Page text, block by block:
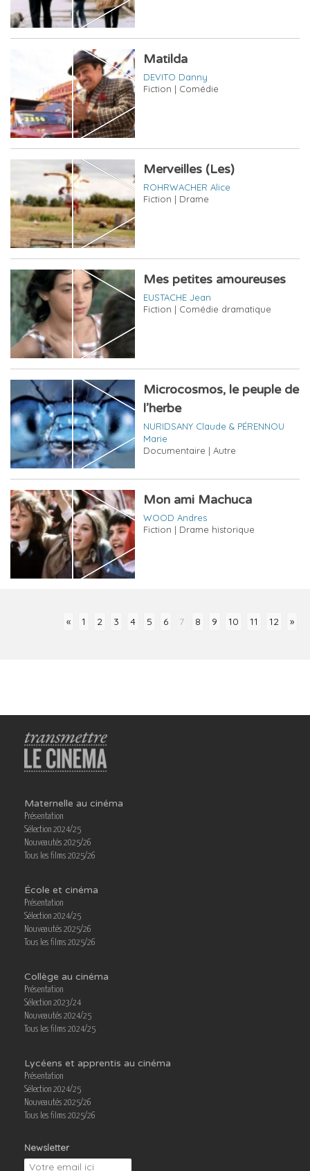
Matilda
DEVITO Danny
Fiction | Comédie
Merveilles (Les)
ROHRWACHER Alice
Fiction | Drame
Mes petites amoureuses
EUSTACHE Jean
Fiction | Comédie dramatique
Microcosmos, le peuple de
l’herbe
NURIDSANY Claude & PÉRENNOU
Marie
Documentaire | Autre
Mon ami Machuca
WOOD Andres
Fiction | Drame historique
« 1 2 3 4 5 6 7 8 9 10 11 12 »
Maternelle au cinéma
Présentation
Sélection 2024/25
Nouveautés 2025/26
Tous les films 2025/26
École et cinéma
Présentation
Sélection 2024/25
Nouveautés 2025/26
Tous les films 2025/26
Collège au cinéma
Présentation
Sélection 2023/24
Nouveautés 2024/25
Tous les films 2024/25
Lycéens et apprentis au cinéma
Présentation
Sélection 2024/25
Nouveautés 2025/26
Tous les films 2025/26
Newsletter